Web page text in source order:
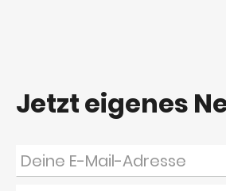
Jetzt eigenes